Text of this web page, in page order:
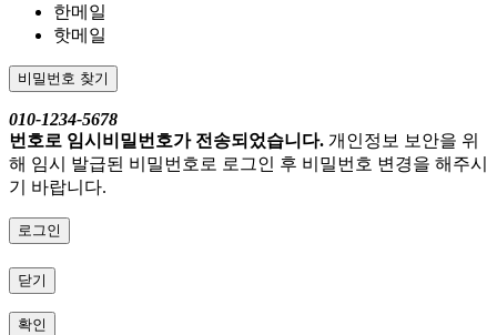
한메일
핫메일
비밀번호 찾기
010-1234-5678
번호로 임시비밀번호가 전송되었습니다. 개인정보 보안을 위
해 임시 발급된 비밀번호로 로그인 후 비밀번호 변경을 해주시
기 바랍니다.
로그인
닫기
확인